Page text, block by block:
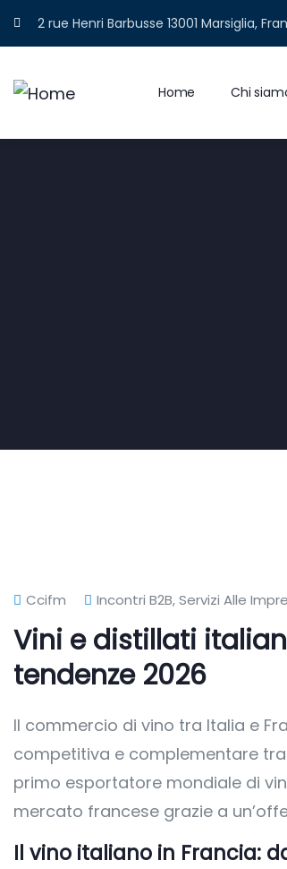
2 rue Henri Barbusse 13001 Marsiglia,
Home Chi
Ccifm Incontri B2B,Servizi Alle
Vini e distillati
tendenze 2026
Il commercio di vino tra Italia e
competitiva e complementare tra
primo esportatore mondiale di
mercato francese grazie a
Il vino italiano in Francia: